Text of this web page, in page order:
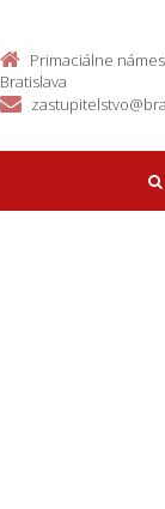
Primaciálne
Bratislava